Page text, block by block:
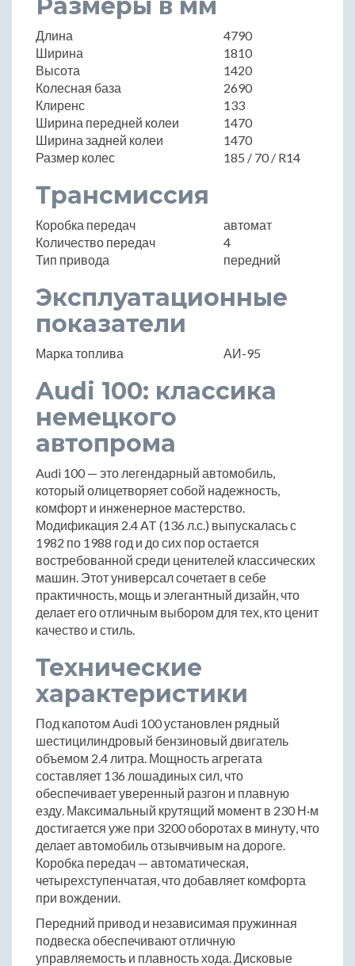
Длина
4790
Ширина
1810
Высота
1420
Колесная база
2690
Клиренс
133
Ширина передней колеи
1470
Ширина задней колеи
1470
Размер колес
185 / 70 / R14
Трансмиссия
Коробка передач
автомат
Количество передач
4
Тип привода
передний
Эксплуатационные
показатели
Марка топлива АИ-95
Audi 100: классика
немецкого
автопрома
Audi 100 — это легендарный автомобиль,
который олицетворяет собой надежность,
комфорт и инженерное мастерство.
Модификация 2.4 AT (136 л.с.) выпускалась с
1982 по 1988 год и до сих пор остается
востребованной среди ценителей классических
машин. Этот универсал сочетает в себе
практичность, мощь и элегантный дизайн, что
делает его отличным выбором для тех, кто ценит
качество и стиль.
Технические
характеристики
Под капотом Audi 100 установлен рядный
шестицилиндровый бензиновый двигатель
объемом 2.4 литра. Мощность агрегата
составляет 136 лошадиных сил, что
обеспечивает уверенный разгон и плавную
езду. Максимальный крутящий момент в 230 Н·м
достигается уже при 3200 оборотах в минуту, что
делает автомобиль отзывчивым на дороге.
Коробка передач — автоматическая,
четырехступенчатая, что добавляет комфорта
при вождении.
Передний привод и независимая пружинная
подвеска обеспечивают отличную
управляемость и плавность хода. Дисковые